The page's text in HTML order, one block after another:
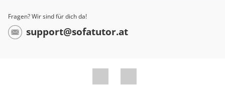
stattgefunden hat. Wir nennen dieses Partizip
Fragen? Wir sind für dich da!
support@sofatutor.at